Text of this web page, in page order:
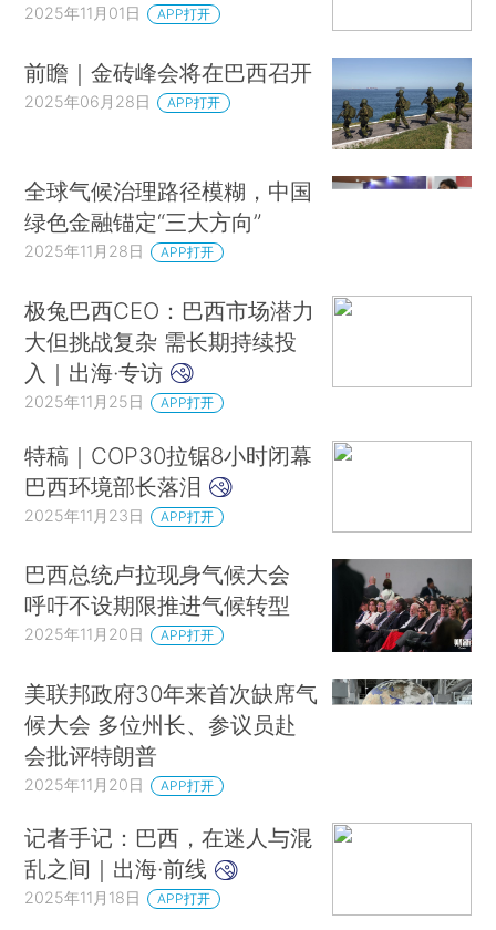
2025年11月01日 APP打开
前瞻｜金砖峰会将在巴西召开
2025年06月28日 APP打开
全球气候治理路径模糊，中国
绿色金融锚定“三大方向”
2025年11月28日 APP打开
极兔巴西CEO：巴西市场潜力
大但挑战复杂 需长期持续投
入｜出海·专访
2025年11月25日 APP打开
特稿｜COP30拉锯8小时闭幕
巴西环境部长落泪
2025年11月23日 APP打开
巴西总统卢拉现身气候大会
呼吁不设期限推进气候转型
2025年11月20日 APP打开
美联邦政府30年来首次缺席气
候大会 多位州长、参议员赴
会批评特朗普
2025年11月20日 APP打开
记者手记：巴西，在迷人与混
乱之间｜出海·前线
2025年11月18日 APP打开